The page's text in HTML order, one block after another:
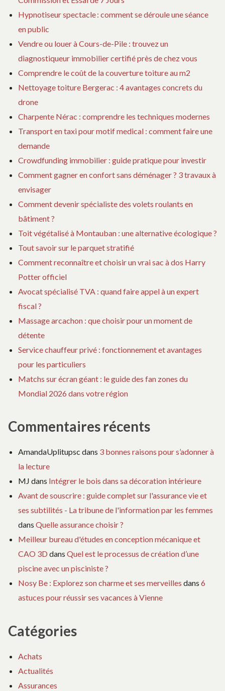
Hypnotiseur spectacle : comment se déroule une séance
en public
Vendre ou louer à Cours-de-Pile : trouvez un
diagnostiqueur immobilier certifié près de chez vous
Comprendre le coût de la couverture toiture au m2
Nettoyage toiture Bergerac : 4 avantages concrets du
drone
Charpente Nérac : comprendre les techniques modernes
Transport en taxi pour motif medical : comment faire une
demande
Crowdfunding immobilier : guide pratique pour investir
Comment gagner en confort sans déménager ? 3 travaux à
envisager
Comment devenir spécialiste des volets roulants en
bâtiment ?
Toit végétalisé à Montauban : une alternative écologique ?
Tout savoir sur le parquet stratifié
Comment reconnaître et choisir un vrai sac à dos Harry
Potter officiel
Avocat spécialisé TVA : quand faire appel à un expert
fiscal ?
Massage arcachon : que choisir pour un moment de
détente
Service chauffeur privé : fonctionnement et avantages
pour les particuliers
Matchs sur écran géant : le guide des fan zones du
Mondial 2026 dans votre région
Commentaires récents
AmandaUplitupsc dans 3 bonnes raisons pour s’adonner à
la lecture
MJ dans Intégrer le bois dans sa décoration intérieure
Avant de souscrire : guide complet sur l'assurance vie et
ses subtilités - La tribune de l'information par les femmes
dans Quelle assurance choisir ?
Meilleur bureau d'études en conception mécanique et
CAO 3D dans Quel est le processus de création d’une
piscine avec un pisciniste ?
Nosy Be : Explorez son charme et ses merveilles dans 6
astuces pour réussir ses vacances à Vienne
Catégories
Achats
Actualités
Assurances